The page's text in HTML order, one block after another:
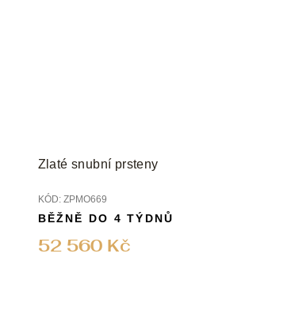
Zlaté snubní prsteny
KÓD: ZPMO669
52 560 Kč
BĚŽNĚ DO 4 TÝDNŮ